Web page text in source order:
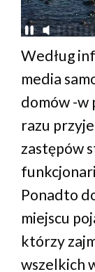
Według
media
domów -w
razu
zastępów
Ponadto
miejscu
którzy
wszelkich